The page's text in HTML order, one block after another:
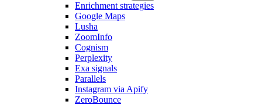
Enrichment strategies
Google Maps
Lusha
ZoomInfo
Cognism
Perplexity
Exa signals
Parallels
Instagram via Apify
ZeroBounce